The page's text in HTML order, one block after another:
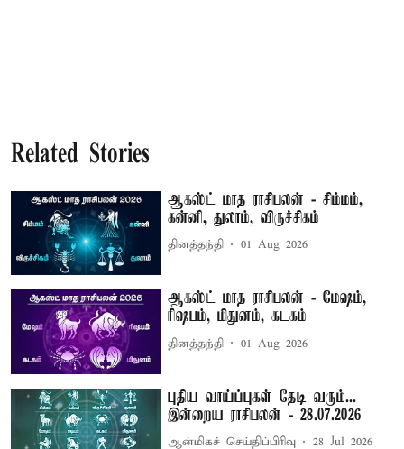
Related Stories
ஆகஸ்ட் மாத ராசிபலன் - சிம்மம்,
கன்னி, துலாம், விருச்சிகம்
தினத்தந்தி 01 Aug 2026
ஆகஸ்ட் மாத ராசிபலன் - மேஷம்,
ரிஷபம், மிதுனம், கடகம்
தினத்தந்தி 01 Aug 2026
புதிய வாய்ப்புகள் தேடி வரும்...
இன்றைய ராசிபலன் - 28.07.2026
ஆன்மிகச் செய்திப்பிரிவு 28 Jul 2026